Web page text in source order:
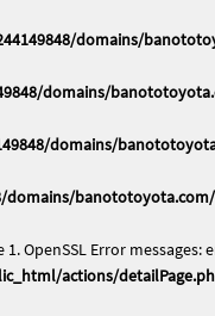
domains/
domains/
domains/
domains/
OpenSSL Error
actions/